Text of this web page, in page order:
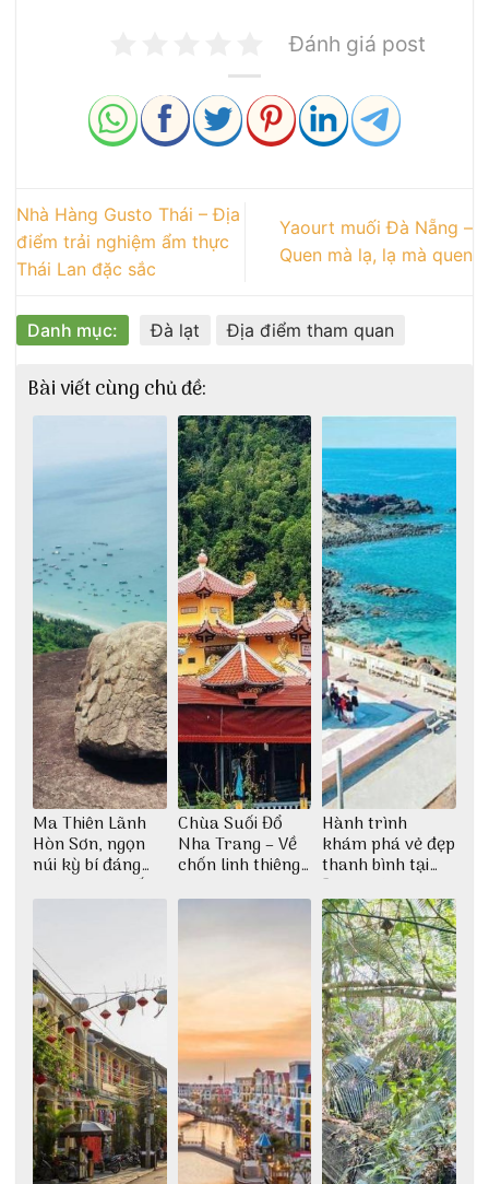
Đánh giá post
Nhà Hàng Gusto Thái – Địa
điểm trải nghiệm ẩm thực
Thái Lan đặc sắc
Yaourt muối Đà Nẵng –
Quen mà lạ, lạ mà quen
Danh mục: Đà lạt Địa điểm tham quan
Bài viết cùng chủ đề:
Ma Thiên Lãnh
Hòn Sơn, ngọn
núi kỳ bí đáng
khám phá nhất
Chùa Suối Đổ
Nha Trang – Về
chốn linh thiêng
thiền định
Hành trình
khám phá vẻ đẹp
thanh bình tại
Đảo Phú Quý